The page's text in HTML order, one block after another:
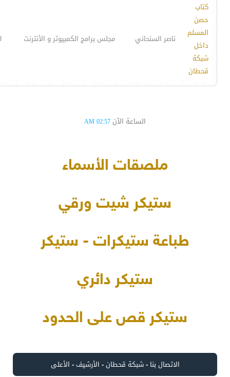
كتاب
حصن
المسلم
داخل
شبكة
قحطان
ناصر السنحاني مجلس برامج الكمبيوتر و الأنترنت
الساعة الآن 02:57 AM
ملصقات الأسماء
ستيكر شيت ورقي
طباعة ستيكرات - ستيكر
ستيكر دائري
ستيكر قص على الحدود
الاتصال بنا -شبكة قحطان- الأرشيف- الأعلى